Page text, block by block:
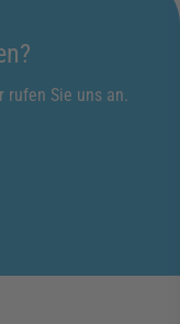
rufen Sie uns an.